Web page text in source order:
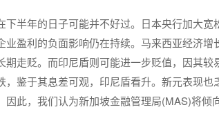
下半年的日子可能并不好过。日本央行加大
业盈利的负面影响仍在持续。马来西亚经济
期走贬。而印尼盾则可能进一步贬值，因其
，鉴于其息差可观，印尼盾看升。新元表现
此，我们认为新加坡金融管理局(MAS)将倾